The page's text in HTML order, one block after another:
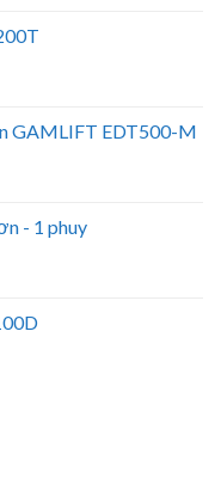
GAMLIFT EDT500-M
- 1 phuy